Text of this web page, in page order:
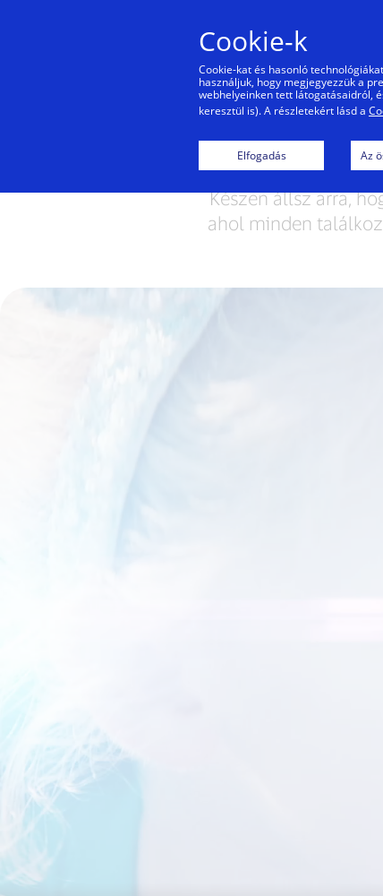
Válj
Készen állsz arra,
ahol minden
Cookie-k
Cookie-kat és hasonló
használjuk, hogy megjegyezzük a
webhelyeinken tett látogatásaidról,
keresztül is). A részletekért lásd a
Elfogadás Az